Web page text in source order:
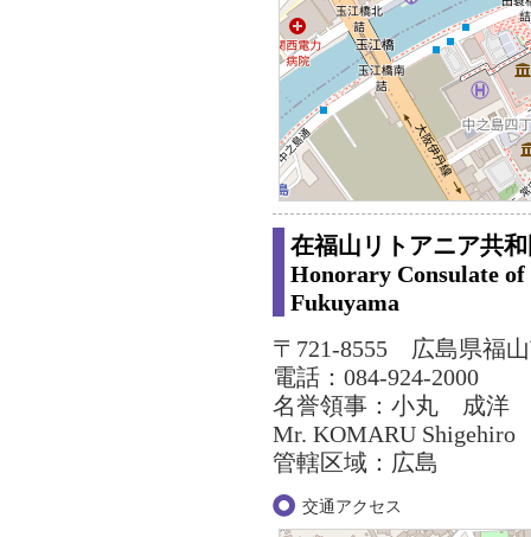
在福山リトアニア共
Honorary Consulate
Fukuyama
〒721-8555 広島県福
電話：084-924-2000
名誉領事：小丸 成洋
Mr. KOMARU Shigehiro
管轄区域：広島
交通アクセス